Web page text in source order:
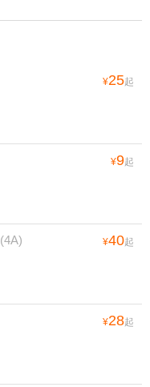
¥25起
¥9起
(4A) ¥40起
¥28起